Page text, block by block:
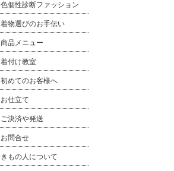
色個性診断ファッション
着物選びのお手伝い
商品メニュー
着付け教室
初めてのお客様へ
お仕立て
ご決済や発送
お問合せ
きもの人について